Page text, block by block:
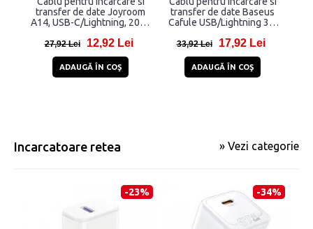
transfer de date Joyroom
A14, USB-C/Lightning, 20W,
27,92 Lei 12,92 Lei
ADAUGĂ ÎN COŞ
transfer de date Baseus
Cafule USB/Lightning 3m
33,92 Lei 17,92 Lei
ADAUGĂ ÎN COŞ
Incarcatoare retea » Vezi categorie
-23% -34%